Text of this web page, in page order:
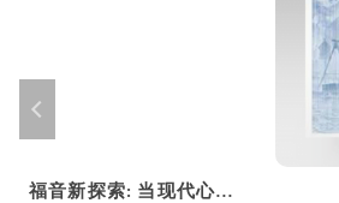
福音新探索: 当现代心灵与好消息相遇